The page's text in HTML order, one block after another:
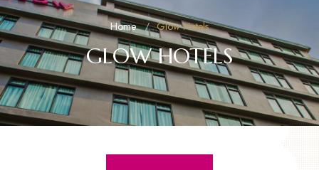
Home Glow Hotels
GLOW HOTELS